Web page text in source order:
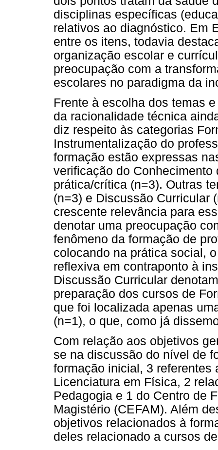
disciplinas específicas
relativos ao diagnóstico. Em
entre os itens, todavia
organização escolar e
preocupação com a
escolares no paradigma da
Frente à escolha dos temas
da racionalidade técnica
diz respeito às categorias
Instrumentalização do
formação estão expressas
verificação do
prática/crítica (n=3). Outras
(n=3) e Discussão Curricular
crescente relevância para
denotar uma preocupação
fenômeno da formação de
colocando na prática social,
reflexiva em contraponto à
Discussão Curricular
preparação dos cursos de
que foi localizada apenas
(n=1), o que, como já
Com relação aos objetivos
se na discussão do nível de
formação inicial, 3 referentes
Licenciatura em Física, 2
Pedagogia e 1 do Centro de
Magistério (CEFAM). Além
objetivos relacionados à
deles relacionado a cursos